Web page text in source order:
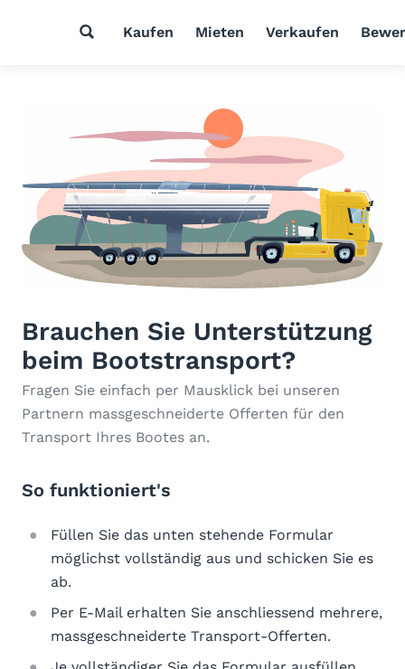
Kaufen Mieten Verkaufen
Brauchen Sie Unterstützung
beim Bootstransport?
Fragen Sie einfach per Mausklick bei unseren
Partnern massgeschneiderte Offerten für den
Transport Ihres Bootes an.
So funktioniert's
Füllen Sie das unten stehende Formular
möglichst vollständig aus und schicken Sie es
ab.
Per E-Mail erhalten Sie anschliessend mehrere,
massgeschneiderte Transport-Offerten.